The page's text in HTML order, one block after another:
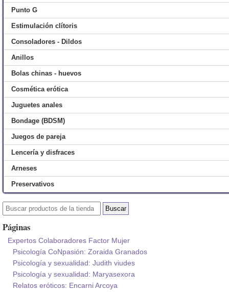
Punto G
Estimulación clítoris
Consoladores - Dildos
Anillos
Bolas chinas - huevos
Cosmética erótica
Juguetes anales
Bondage (BDSM)
Juegos de pareja
Lencería y disfraces
Arneses
Preservativos
Páginas
Expertos Colaboradores Factor Mujer
Psicología CoNpasión: Zoraida Granados
Psicología y sexualidad: Judith viudes
Psicología y sexualidad: Maryasexora
Relatos eróticos: Encarni Arcoya